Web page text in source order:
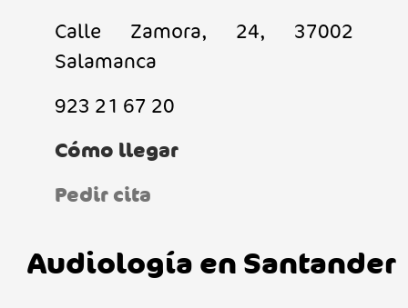
Calle Zamora, 24, 37002
Salamanca
923 21 67 20
Cómo llegar
Pedir cita
Audiología en Santander